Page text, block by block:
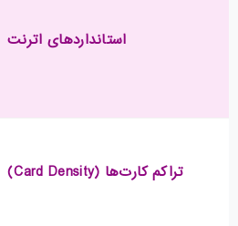
استانداردهای اترنت
تراکم کارت‌ها (Card Density)